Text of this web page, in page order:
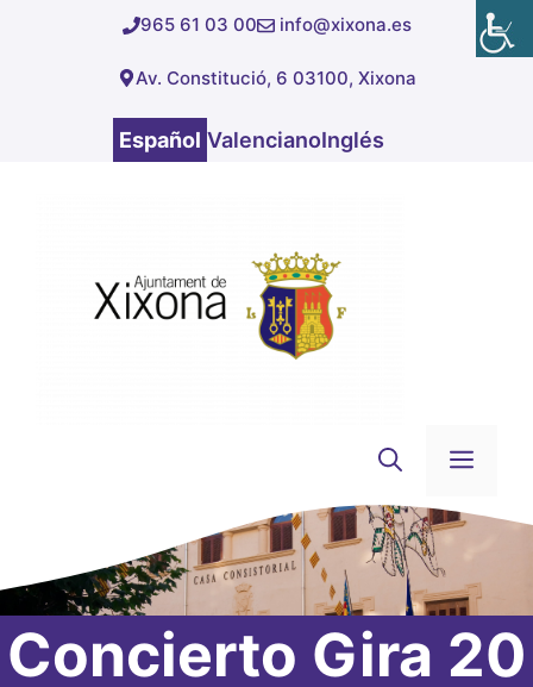
965 61 03 00 info@xixona.es
Av. Constitució, 6 03100, Xixona
Español ValencianoInglés
Concierto Gira 20